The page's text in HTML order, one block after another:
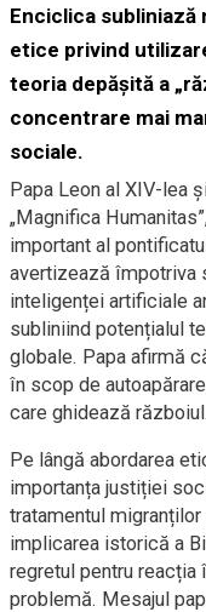
Enciclica
etice privind
teoria depășită a
concentrare mai
sociale.
Papa Leon al XIV-lea
„Magnifica
important al
avertizează împotriva
inteligenței artificiale
subliniind potențialul
globale. Papa afirmă
în scop de
care ghidează războiul.
Pe lângă abordarea
importanța justiției
tratamentul
implicarea istorică a
regretul pentru
problemă. Mesajul